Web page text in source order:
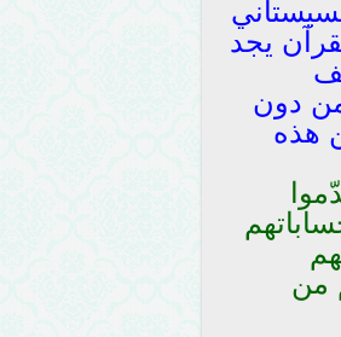
يجد
من دون
هذه
من